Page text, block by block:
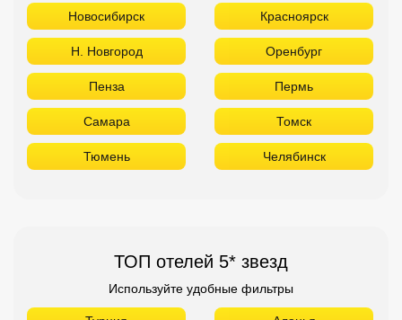
Новосибирск Красноярск
Н. Новгород Оренбург
Пенза Пермь
Самара Томск
Тюмень Челябинск
ТОП отелей 5* звезд
Используйте удобные фильтры